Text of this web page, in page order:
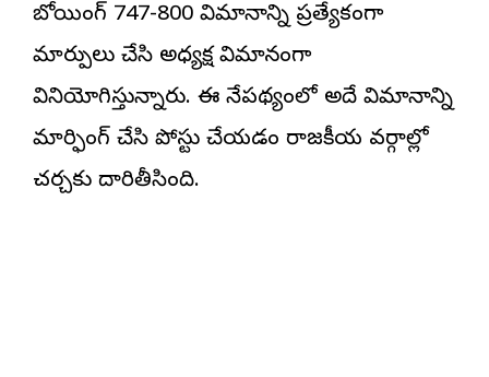
బోయింగ్ 747-800 విమానాన్ని ప్రత్యేకంగా
మార్పులు చేసి అధ్యక్ష విమానంగా
వినియోగిస్తున్నారు. ఈ నేపథ్యంలో అదే విమానాన్ని
మార్ఫింగ్ చేసి పోస్టు చేయడం రాజకీయ వర్గాల్లో
చర్చకు దారితీసింది.